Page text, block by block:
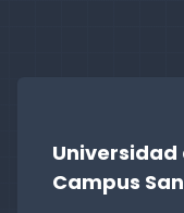
Universidad
Campus